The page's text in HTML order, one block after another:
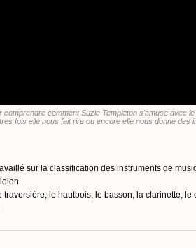
comprendre comment Suzie Templeton s'amuse avec
fois elle nous fait rire ou encore elle nous donne
sur la classification des instruments de
traversière, le hautbois, le basson, la clarinette, le